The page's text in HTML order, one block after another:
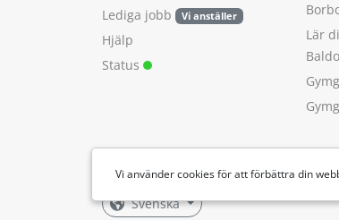
Vi använder cookies för att förbättra din
Lediga jobb
Vi anställer
Hjälp
Status
Lär
Svenska